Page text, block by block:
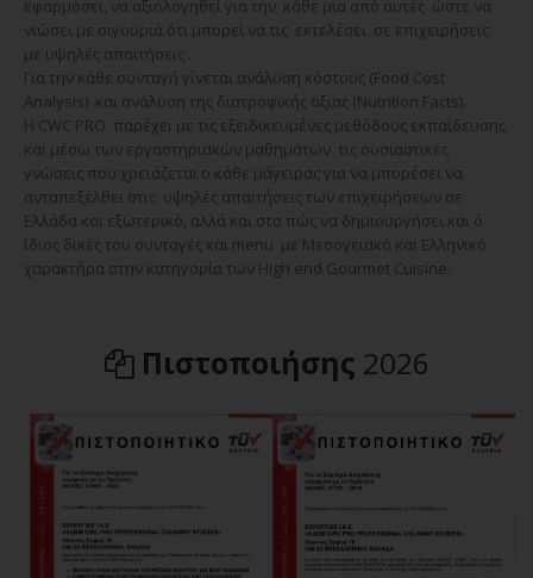
εφαρμόσει, να αξιολογηθεί για την κάθε μια από αυτές ώστε να
νιώσει με σιγουριά ότι μπορεί να τις εκτελέσει σε επιχειρήσεις
με υψηλές απαιτήσεις .
Για την κάθε συνταγή γίνεται ανάλυση κόστους (Food Cost
Analysis) και ανάλυση της διατροφικής άξιας (Νutrition Facts).
Η CWC PRO παρέχει με τις εξειδικευμένες μεθόδους εκπαίδευσης
και μέσω των εργαστηριακών μαθημάτων τις ουσιαστικές
γνώσεις που χρειάζεται ο κάθε μάγειρας για να μπορέσει να
ανταπεξέλθει στις υψηλές απαιτήσεις των επιχειρήσεων σε
Ελλάδα και εξωτερικό, αλλά και στο πώς να δημιουργήσει και ό
ίδιος δικές του συνταγές και menu με Μεσογειακό και Ελληνικό
χαρακτήρα στην κατηγορία των Ηigh end Gourmet Cuisine.
Πιστοποιήσης 2026